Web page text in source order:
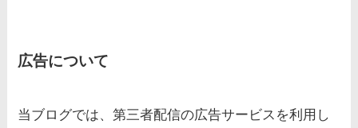
広告について
当ブログでは、第三者配信の広告サービスを利用し